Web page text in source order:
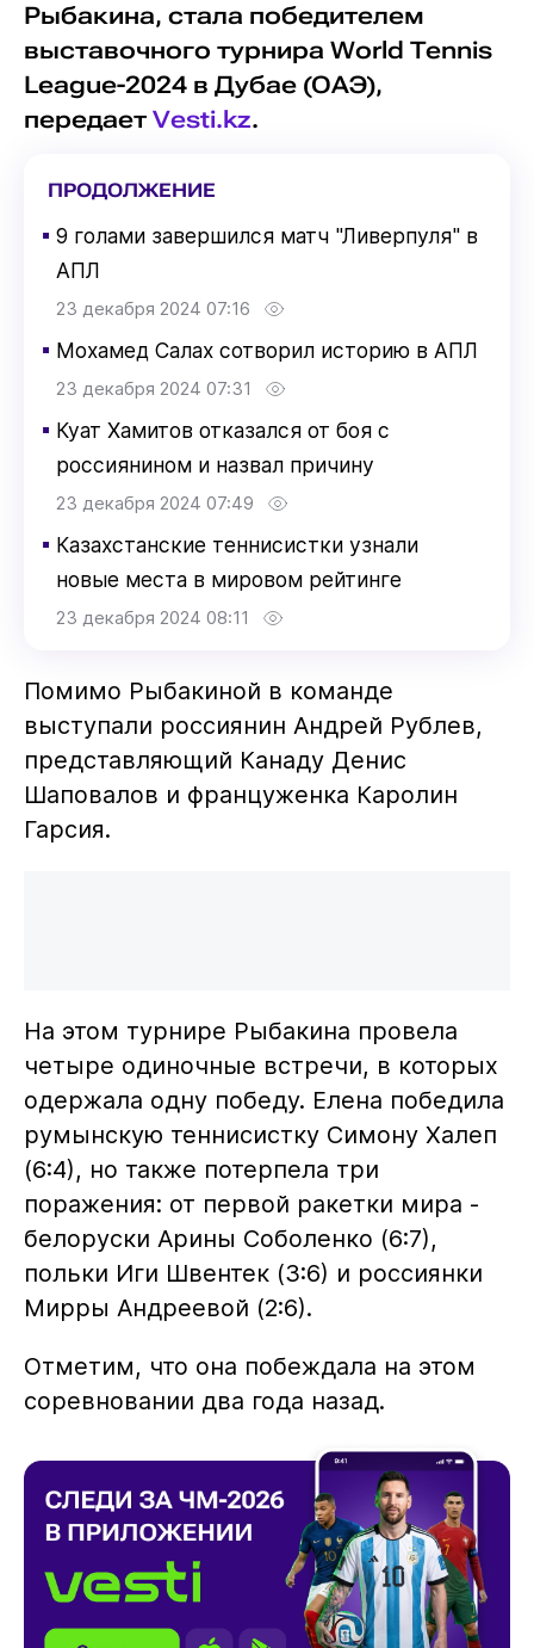
Рыбакина, стала победителем
выставочного турнира World Tennis
League-2024 в Дубае (ОАЭ),
передает Vesti.kz.
ПРОДОЛЖЕНИЕ
▪ 9 голами завершился матч "Ливерпуля" в
АПЛ
23 декабря 2024 07:16
▪ Мохамед Салах сотворил историю в АПЛ
23 декабря 2024 07:31
▪ Куат Хамитов отказался от боя с
россиянином и назвал причину
23 декабря 2024 07:49
▪ Казахстанские теннисистки узнали
новые места в мировом рейтинге
23 декабря 2024 08:11
Помимо Рыбакиной в команде
выступали россиянин Андрей Рублев,
представляющий Канаду Денис
Шаповалов и француженка Каролин
Гарсия.
На этом турнире Рыбакина провела
четыре одиночные встречи, в которых
одержала одну победу. Елена победила
румынскую теннисистку Симону Халеп
(6:4), но также потерпела три
поражения: от первой ракетки мира -
белоруски Арины Соболенко (6:7),
польки Иги Швентек (3:6) и россиянки
Мирры Андреевой (2:6).
Отметим, что она побеждала на этом
соревновании два года назад.